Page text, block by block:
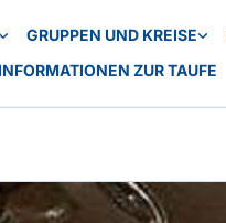
GRUPPEN UND KREISE
INFORMATIONEN ZUR TAUFE